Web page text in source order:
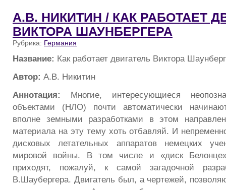
А.В. НИКИТИН / КАК РАБОТАЕТ
ВИКТОРА ШАУНБЕРГЕРА
Рубрика: Германия
Название: Как работает двигатель Виктора
Автор: А.В. Никитин
Аннотация: Многие, интересующиеся
объектами (НЛО) почти автоматически
вполне земными разработками в этом
материала на эту тему хоть отбавляй. И
дисковых летательных аппаратов немецких
мировой войны. В том числе и «диск
приходят, пожалуй, к самой загадочной
В.Шаубергера. Двигатель был, а чертежей,